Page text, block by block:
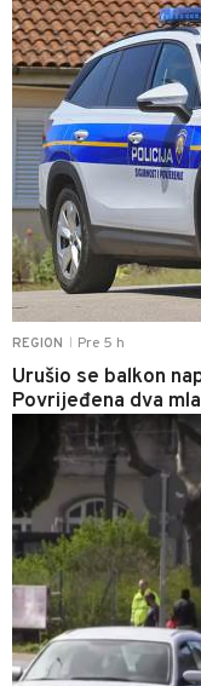
REGION Pre 5 h
Urušio se balkon
Povrijeđena dva